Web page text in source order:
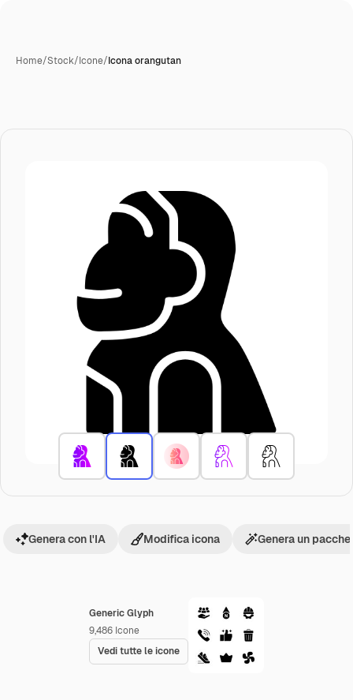
Home/Stock/Icone/Icona orangutan
Generic Glyph
9,486 Icone
Vedi tutte le icone
Genera con l'IA Modifica icona Genera un